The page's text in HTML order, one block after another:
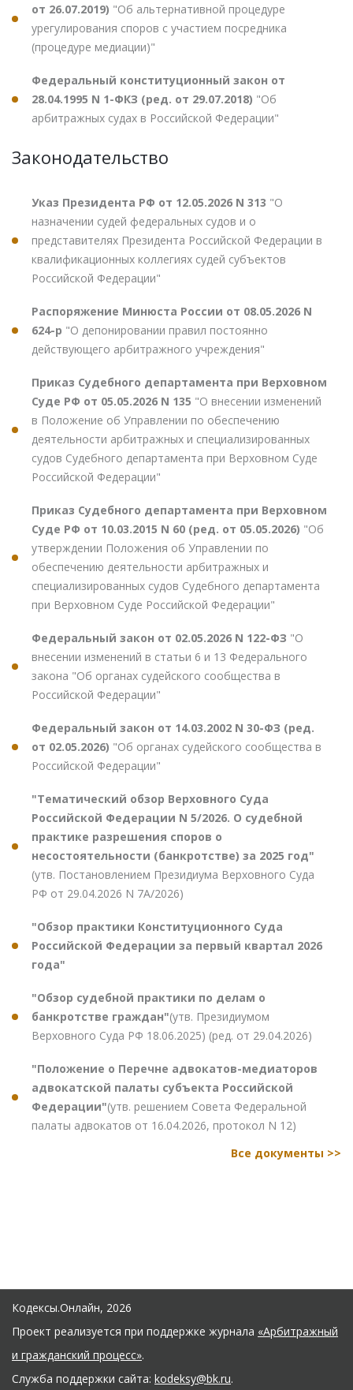
от 26.07.2019) "Об альтернативной процедуре
урегулирования споров с участием посредника
(процедуре медиации)"
Федеральный конституционный закон от
28.04.1995 N 1-ФКЗ (ред. от 29.07.2018) "Об
арбитражных судах в Российской Федерации"
Законодательство
Указ Президента РФ от 12.05.2026 N 313 "О
назначении судей федеральных судов и о
представителях Президента Российской Федерации в
квалификационных коллегиях судей субъектов
Российской Федерации"
Распоряжение Минюста России от 08.05.2026 N
624-р "О депонировании правил постоянно
действующего арбитражного учреждения"
Приказ Судебного департамента при Верховном
Суде РФ от 05.05.2026 N 135 "О внесении изменений
в Положение об Управлении по обеспечению
деятельности арбитражных и специализированных
судов Судебного департамента при Верховном Суде
Российской Федерации"
Приказ Судебного департамента при Верховном
Суде РФ от 10.03.2015 N 60 (ред. от 05.05.2026) "Об
утверждении Положения об Управлении по
обеспечению деятельности арбитражных и
специализированных судов Судебного департамента
при Верховном Суде Российской Федерации"
Федеральный закон от 02.05.2026 N 122-ФЗ "О
внесении изменений в статьи 6 и 13 Федерального
закона "Об органах судейского сообщества в
Российской Федерации"
Федеральный закон от 14.03.2002 N 30-ФЗ (ред.
от 02.05.2026) "Об органах судейского сообщества в
Российской Федерации"
"Тематический обзор Верховного Суда
Российской Федерации N 5/2026. О судебной
практике разрешения споров о
несостоятельности (банкротстве) за 2025 год"
(утв. Постановлением Президиума Верховного Суда
РФ от 29.04.2026 N 7А/2026)
"Обзор практики Конституционного Суда
Российской Федерации за первый квартал 2026
года"
"Обзор судебной практики по делам о
банкротстве граждан"(утв. Президиумом
Верховного Суда РФ 18.06.2025) (ред. от 29.04.2026)
"Положение о Перечне адвокатов-медиаторов
адвокатской палаты субъекта Российской
Федерации"(утв. решением Совета Федеральной
палаты адвокатов от 16.04.2026, протокол N 12)
Все документы >>
Кодексы.Онлайн, 2026
Проект реализуется при поддержке журнала «Арбитражный
и гражданский процесс».
Служба поддержки сайта: kodeksy@bk.ru.